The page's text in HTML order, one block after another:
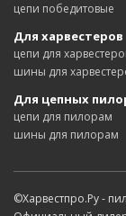
цепи победитовые
Для харвестеров
цепи для
шины для
Для цепных
цепи для пилорам
шины для пилорам
©Харвестпро.Ру -